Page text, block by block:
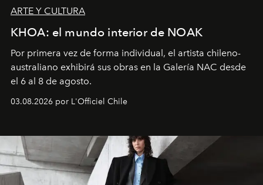
ARTE Y CULTURA
KHOA: el mundo interior de NOAK
Por primera vez de forma individual, el artista chileno-
australiano exhibirá sus obras en la Galería NAC desde
el 6 al 8 de agosto.
03.08.2026 por L'Officiel Chile